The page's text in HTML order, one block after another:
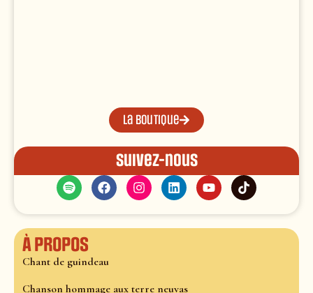
La boutique
Suivez-nous
À propos
Chant de guindeau
Chanson hommage aux terre neuvas